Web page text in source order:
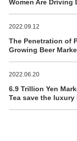
Women Are Driving
2022.09.12
The Penetration of
Growing Beer
2022.06.20
6.9 Trillion Yen
Tea save the